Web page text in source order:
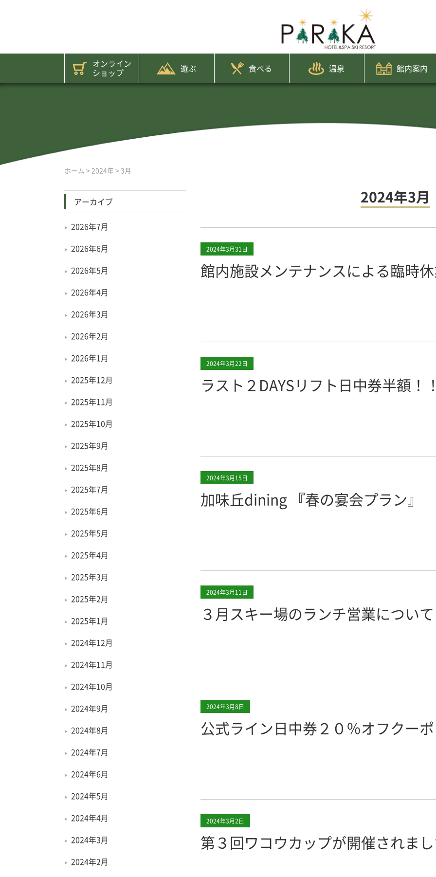
オンライン
ショップ 遊ぶ 食べる 温泉 館内案内
ホーム > 2024年 > 3月
2024年3月
2024年3月31日
館内施設メンテナンスによる臨時
2024年3月22日
ラスト２DAYSリフト日中券半額！！
2024年3月15日
加味丘dining 『春の宴会プラン』
2024年3月11日
３月スキー場のランチ営業について
2024年3月8日
公式ライン日中券２０％オフクー
2024年3月2日
第３回ワコウカップが開催されまし
アーカイブ
2026年7月
2026年6月
2026年5月
2026年4月
2026年3月
2026年2月
2026年1月
2025年12月
2025年11月
2025年10月
2025年9月
2025年8月
2025年7月
2025年6月
2025年5月
2025年4月
2025年3月
2025年2月
2025年1月
2024年12月
2024年11月
2024年10月
2024年9月
2024年8月
2024年7月
2024年6月
2024年5月
2024年4月
2024年3月
2024年2月